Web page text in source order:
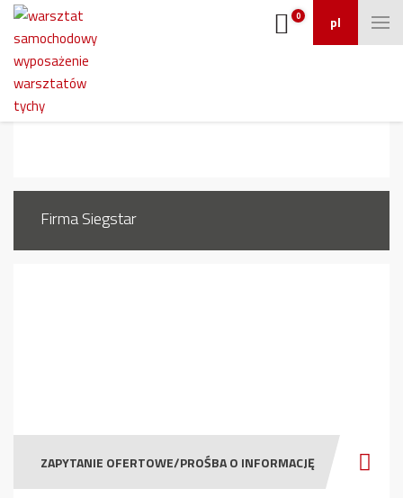
pl
0
431_1
Firma Siegstar
ZAPYTANIE OFERTOWE/PROŚBA O INFORMACJĘ